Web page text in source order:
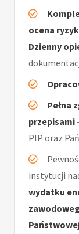
ocena
Dzienny
Pełna
przepisami
PIP oraz
instytucji
wydatku